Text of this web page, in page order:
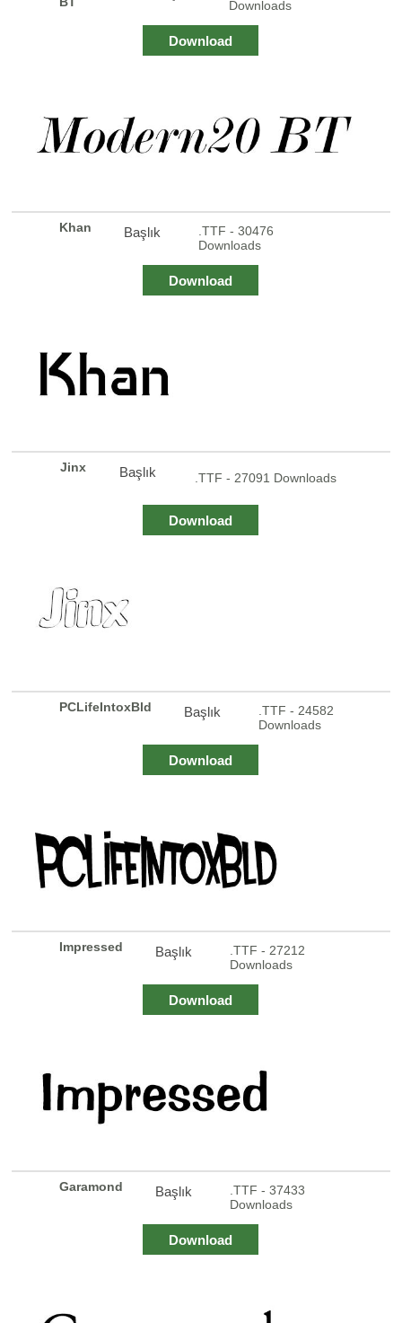
Downloads
Download
Khan Başlık
.TTF - 30476
Downloads
Download
Jinx Başlık .TTF - 27091 Downloads
Download
PCLifeIntoxBld Başlık
.TTF - 24582
Downloads
Download
Impressed Başlık
.TTF - 27212
Downloads
Download
Garamond Başlık
.TTF - 37433
Downloads
Download